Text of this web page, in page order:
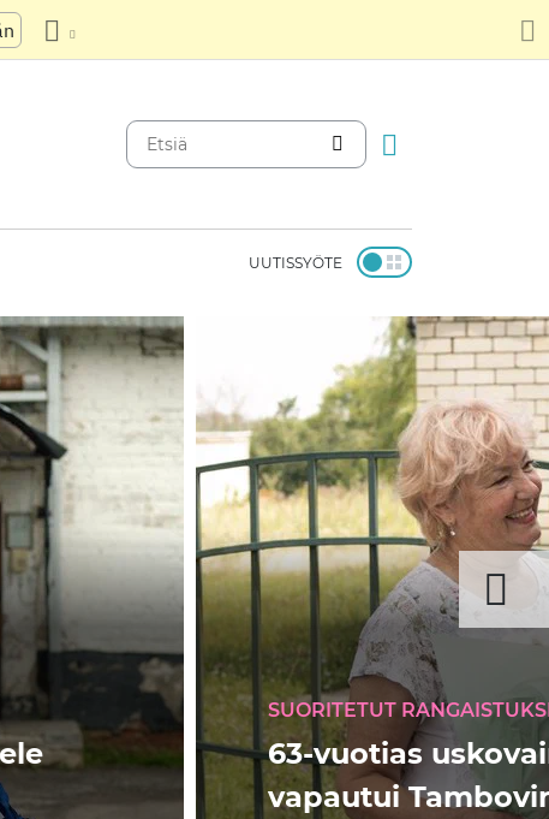
UUTISSYÖTE
SUORITETUT
63-vuotias
vapautui